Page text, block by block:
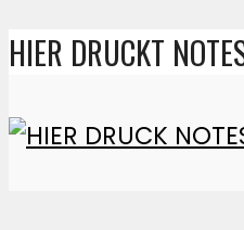
HIER DRUCKT